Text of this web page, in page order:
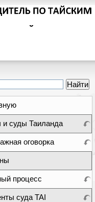
и суды Таиланда
оговорка
процесс
суда TAI